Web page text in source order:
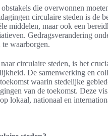
die overwonnen
circulaire steden is de
middelen, maar ook een
Gedragsverandering
waarborgen.
circulaire steden, is het
De samenwerking en
waarin stedelijke
van de toekomst. Deze
lokaal, nationaal en